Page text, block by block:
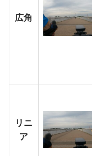
広角
リニ
ア